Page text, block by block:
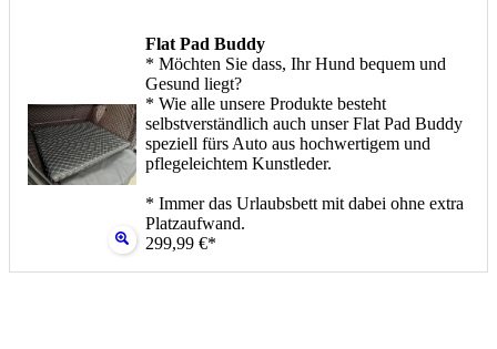
Flat Pad Buddy
* Möchten Sie dass, Ihr Hund bequem und
Gesund liegt?
* Wie alle unsere Produkte besteht
selbstverständlich auch unser Flat Pad Buddy
speziell fürs Auto aus hochwertigem und
pflegeleichtem Kunstleder.
* Immer das Urlaubsbett mit dabei ohne extra
Platzaufwand.
299,99 €*